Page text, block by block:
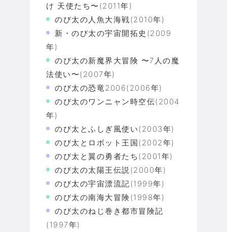
け 天使たち〜(2011年)
のび太の人魚大海戦(2010年)
新・のび太の宇宙開拓史(2009
年)
のび太の新魔界大冒険 〜7人の魔
法使い〜(2007年)
のび太の恐竜2006(2006年)
のび太のワンニャン時空伝(2004
年)
のび太とふしぎ風使い(2003年)
のび太とロボット王国(2002年)
のび太と翼の勇者たち(2001年)
のび太の太陽王伝説(2000年)
のび太の宇宙漂流記(1999年)
のび太の南海大冒険(1998年)
のび太のねじ巻き都市冒険記
(1997年)